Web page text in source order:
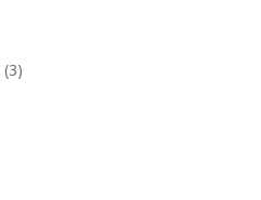
(3)